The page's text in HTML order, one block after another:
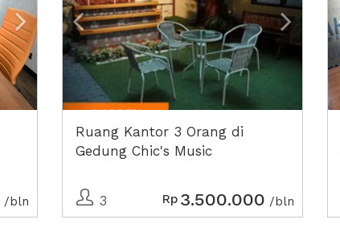
/bln
Ruang Kantor 3 Orang di
Gedung Chic's Music
3 Rp 3.500.000 /bln